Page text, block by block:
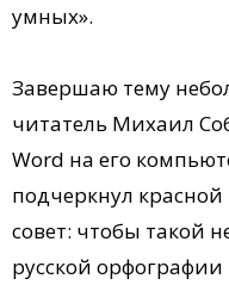
умных».
Завершаю тему
читатель Михаил
Word на его
подчеркнул
совет: чтобы такой
русской орфографии